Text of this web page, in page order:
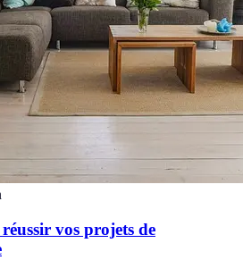
vos projets de